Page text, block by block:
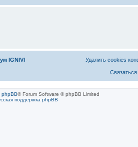
IGNIVI Удалить cookies
phpBB® Forum Software © phpBB Limited
поддержка phpBB